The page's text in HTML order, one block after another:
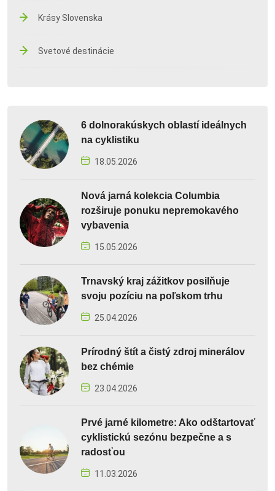
Krásy Slovenska
Svetové destinácie
6 dolnorakúskych oblastí ideálnych
na cyklistiku
18.05.2026
Nová jarná kolekcia Columbia
rozširuje ponuku nepremokavého
vybavenia
15.05.2026
Trnavský kraj zážitkov posilňuje
svoju pozíciu na poľskom trhu
25.04.2026
Prírodný štít a čistý zdroj minerálov
bez chémie
23.04.2026
Prvé jarné kilometre: Ako odštartovať
cyklistickú sezónu bezpečne a s
radosťou
11.03.2026